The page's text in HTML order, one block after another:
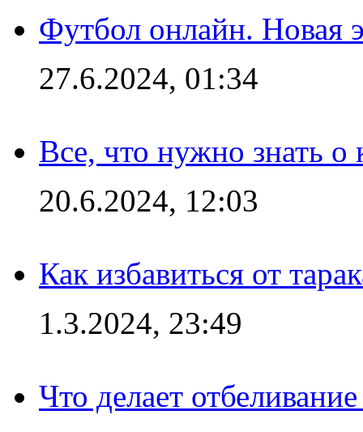
Футбол онлайн. Новая
27.6.2024, 01:34
Все, что нужно знать о
20.6.2024, 12:03
Как избавиться от
1.3.2024, 23:49
Что делает